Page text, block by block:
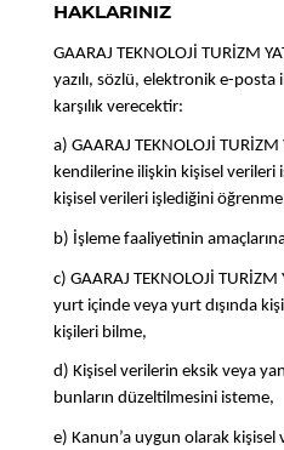
HAKLARINIZ
GAARAJ TEKNOLOJİ TURİZM
yazılı, sözlü, elektronik e-
karşılık verecektir:
a) GAARAJ TEKNOLOJİ
kendilerine ilişkin kişisel verileri
kişisel verileri işlediğini
b) İşleme faaliyetinin
c) GAARAJ TEKNOLOJİ
yurt içinde veya yurt dışında
kişileri bilme,
d) Kişisel verilerin eksik veya
bunların düzeltilmesini isteme,
e) Kanun’a uygun olarak